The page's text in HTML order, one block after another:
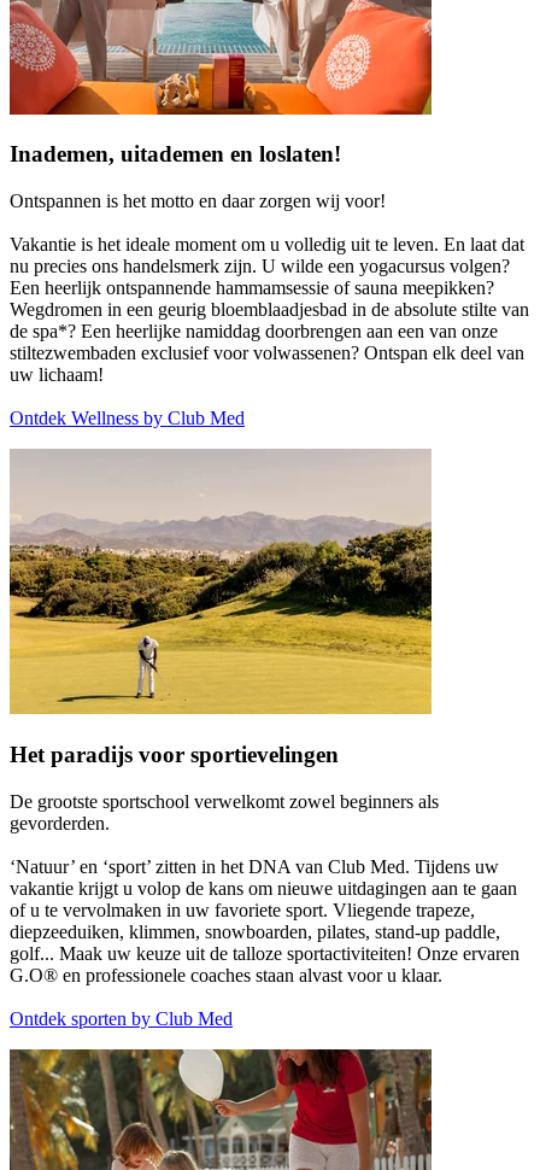
Inademen, uitademen en loslaten!
Ontspannen is het motto en daar zorgen wij voor!
Vakantie is het ideale moment om u volledig uit te leven. En laat dat
nu precies ons handelsmerk zijn. U wilde een yogacursus volgen?
Een heerlijk ontspannende hammamsessie of sauna meepikken?
Wegdromen in een geurig bloemblaadjesbad in de absolute stilte van
de spa*? Een heerlijke namiddag doorbrengen aan een van onze
stiltezwembaden exclusief voor volwassenen? Ontspan elk deel van
uw lichaam!
Ontdek Wellness by Club Med
Het paradijs voor sportievelingen
De grootste sportschool verwelkomt zowel beginners als
gevorderden.
‘Natuur’ en ‘sport’ zitten in het DNA van Club Med. Tijdens uw
vakantie krijgt u volop de kans om nieuwe uitdagingen aan te gaan
of u te vervolmaken in uw favoriete sport. Vliegende trapeze,
diepzeeduiken, klimmen, snowboarden, pilates, stand-up paddle,
golf... Maak uw keuze uit de talloze sportactiviteiten! Onze ervaren
G.O® en professionele coaches staan alvast voor u klaar.
Ontdek sporten by Club Med